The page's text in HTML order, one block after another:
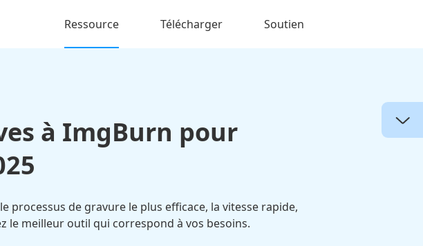
Ressource Télécharger Soutien
à ImgBurn pour
processus de gravure le plus efficace, la vitesse rapide,
le meilleur outil qui correspond à vos besoins.